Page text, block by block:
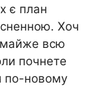
є план
Хоч
майже всю
почнете
по-новому